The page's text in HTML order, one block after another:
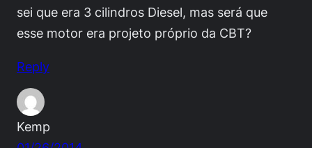
sei que era 3 cilindros Diesel, mas será que
esse motor era projeto próprio da CBT?
Reply
Kemp